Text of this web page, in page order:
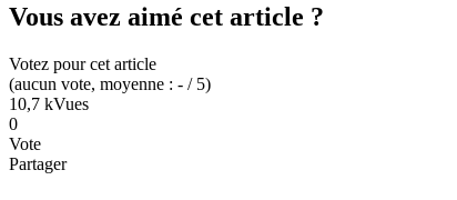
Vous avez aimé cet article ?
Votez pour cet article
(aucun vote, moyenne : - / 5)
10,7 kVues
0
Vote
Partager